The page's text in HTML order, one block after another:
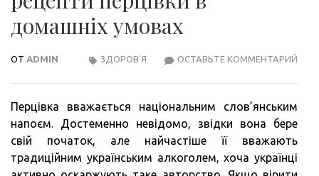
домашніх умовах
ОТ ADMIN ОСТАВЬТЕ КОММЕНТАРИЙ
ЗДОРОВ'Я
Перцівка вважається національним слов’янським
напоєм. Достеменно невідомо, звідки вона бере
свій початок, але найчастіше її вважають
традиційним українським алкоголем, хоча українці